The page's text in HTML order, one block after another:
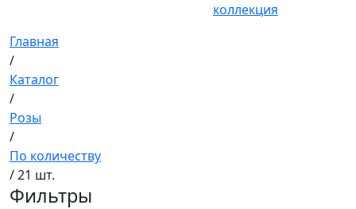
коллекция
Главная
/
Каталог
/
Розы
/
По количеству
/ 21 шт.
Фильтры